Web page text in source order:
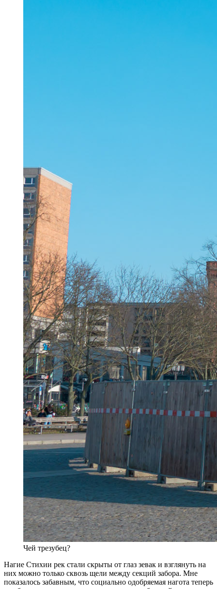
Чей трезубец?
Нагие Стихии рек стали скрыты от глаз зевак и взглянуть на
них можно только сквозь щели между секций забора. Мне
показалось забавным, что социально одобряемая нагота теперь